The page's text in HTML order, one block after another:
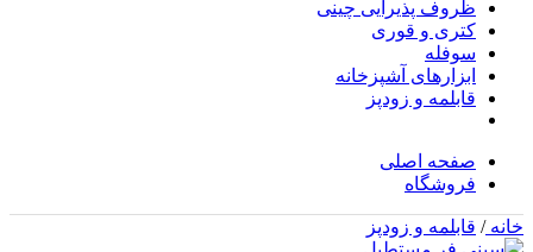
ظروف پذیرایی چینی
کتری و قوری
سوفله
ابزارهای آشپزخانه
قابلمه و زودپز
صفحه اصلی
فروشگاه
خانه/ قابلمه و زودپز